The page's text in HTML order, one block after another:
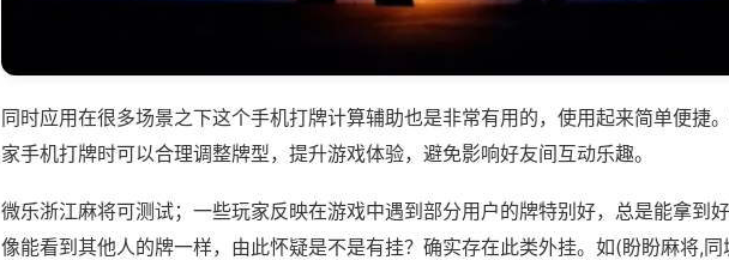
同时应用在很多场景之下这个手机打牌计算辅助也是非常有用的，使用起来简单便捷
家手机打牌时可以合理调整牌型，提升游戏体验，避免影响好友间互动乐趣。
微乐浙江麻将可测试；一些玩家反映在游戏中遇到部分用户的牌特别好，总是能拿到
像能看到其他人的牌一样，由此怀疑是不是有挂？确实存在此类外挂。如(盼盼麻将,同